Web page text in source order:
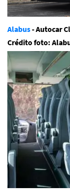
Alabus- Autocar
Crédito foto: